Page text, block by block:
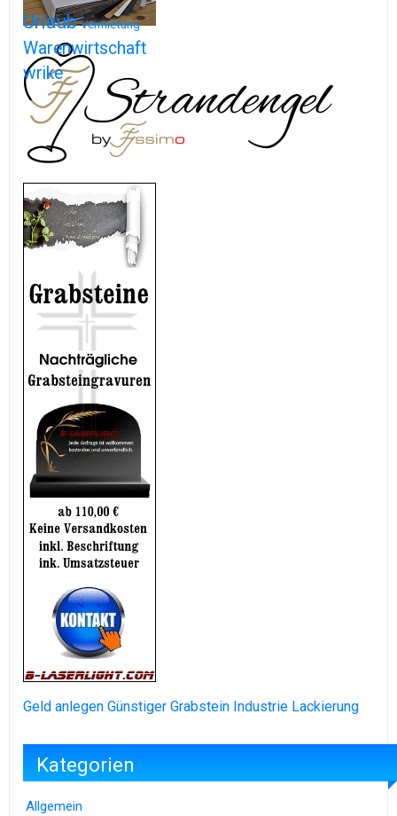
Urlaub Vermietung
Warenwirtschaft
wrike
Geld anlegen Günstiger Grabstein Industrie Lackierung
Kategorien
Allgemein